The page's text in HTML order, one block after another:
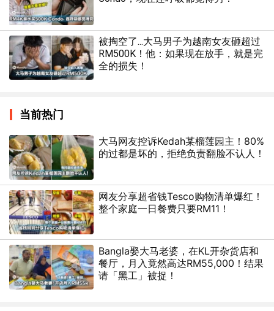
被掏空了...大马男子为越南女友砸超过
RM500K！他：如果现在放手，就是完
全的损失！
当前热门
大马网友控诉Kedah某榴莲园主！80%
的过都是坏的，拒绝负责翻脸不认人！
网友分享超省钱Tesco购物清单爆红！
整个家庭一日餐费只要RM11！
Bangla娶大马老婆，在KL开杂货店和
餐厅，月入竟然高达RM55,000！结果
请「黑工」被捉！